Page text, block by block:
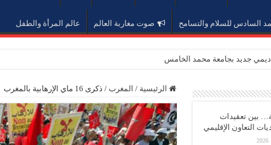
السادس للسلام والتسامح صوت مغاربة العالم عالم المرأة والطفل
تن
الرئيسية / المغرب / ذكرى 16 ماي الإرهابية بالمغرب
بين تعقيدات
التعاون الإقليمي